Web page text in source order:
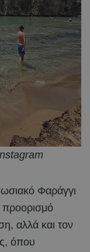
Φαράγγι
προορισμό
αλλά και τον
όπου